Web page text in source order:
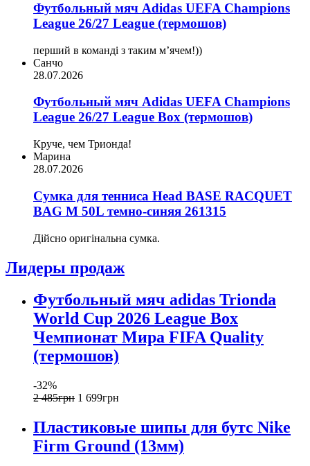
Футбольный мяч Adidas UEFA Champions
League 26/27 League (термошов)
перший в команді з таким мʼячем!))
Санчо
28.07.2026
Футбольный мяч Adidas UEFA Champions
League 26/27 League Box (термошов)
Круче, чем Трионда!
Марина
28.07.2026
Сумка для тенниса Head BASE RACQUET
BAG M 50L темно-синяя 261315
Дійсно оригінальна сумка.
Лидеры продаж
Футбольный мяч adidas Trionda
World Cup 2026 League Box
Чемпионат Мира FIFA Quality
(термошов)
-32%
2 485грн 1 699грн
Пластиковые шипы для бутс Nike
Firm Ground (13мм)